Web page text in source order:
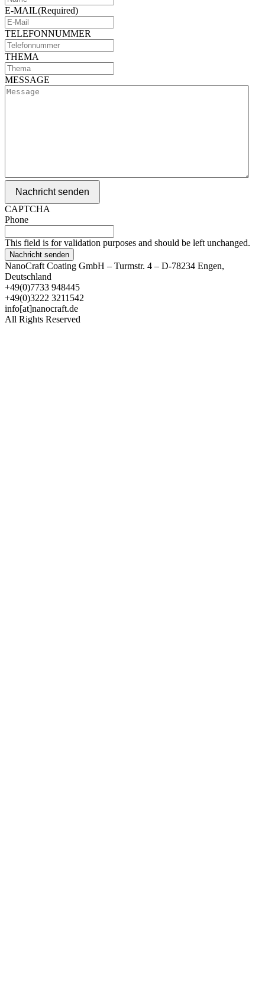
E-MAIL(Required)
TELEFONNUMMER
THEMA
MESSAGE
Nachricht senden
CAPTCHA
Phone
This field is for validation purposes and should be left unchanged.
NanoCraft Coating GmbH – Turmstr. 4 – D-78234 Engen,
Deutschland
+49(0)7733 948445
+49(0)3222 3211542
info[at]nanocraft.de
All Rights Reserved